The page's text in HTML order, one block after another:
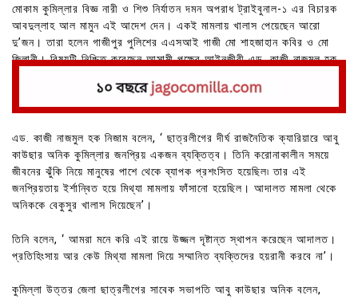
মোকাম কুমিল্লার বিজ্ঞ নারী ও শিশু নির্যাতন দমন অপরাধ ট্রাইবুনাল-১ এর বিচারক
আবদুল্লাহ আল মামুন এই আদেশ দেন। একই মামলায় খালাস পেয়েছেন আরো
দু’জন। তারা হলেন গাজীপুর পুলিশের এএসআই গাজী মো শাহজাহান কবির ও মো
জিলানী। বিষয়টি নিশ্চিত করেছেন আসামী পক্ষের আইনজীবী এড. কাজী নাজমুল হক
এড. কাজী নাজমুল হক নিজাম বলেন, ‘ ছাত্রলীগের দীর্ঘ রাজনৈতিক ক্যারিয়ারে আবু
কাউছার অনিক কুমিল্লার জনপ্রিয় একজন ব্যক্তিত্ব। তিনি করোনাকালীন সময়ে
জীবনের ঝুঁকি নিয়ে মানুষের পাশে থেকে ব্যাপক প্রশংসিত হয়েছিল৷ তার এই
জনপ্রিয়তায় ইর্শান্বিত হয়ে মিথ্যা মামলায় ফাঁসানো হয়েছিল। আদালত মামলা থেকে
অনিককে বেকুসুর খালাস দিয়েছেন’।
তিনি বলেন, ‘ আমরা মনে করি এই রায়ে উজ্জল দৃষ্টান্ত স্থাপন করেছেন আদালত।
প্রতিহিংসায় আর কেউ মিথ্যা মামলা দিয়ে সম্মানিত ব্যক্তিদের হয়রানী করবে না’।
কুমিল্লা উত্তর জেলা ছাত্রলীগের সাবেক সভাপতি আবু কাউছার অনিক বলেন,